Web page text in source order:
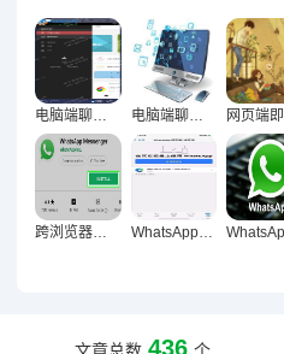
电脑端聊天，数字化沟通开启精准表达新纪元 电脑端聊天工具，重构职场沟通生态的核心引擎
跨浏览器实战，WhatsApp网页版Chrome与Safari深度体验对比解析 WhatsApp网页版整理聊天记录便利性深度解析与实操指南
436